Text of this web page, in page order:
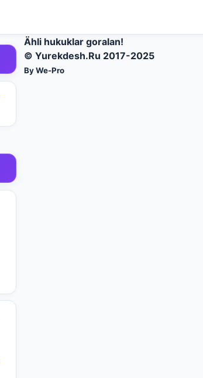
Ähli hukuklar goralan!
© Yurekdesh.Ru 2017-2025
By We-Pro